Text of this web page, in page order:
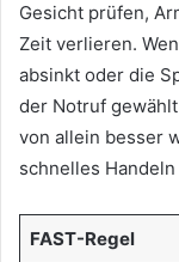
Gesicht prüfen,
Zeit verlieren.
absinkt oder die
der Notruf
von allein besser
schnelles
FAST-Regel